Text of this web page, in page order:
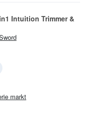
Intuition Trimmer &
markt